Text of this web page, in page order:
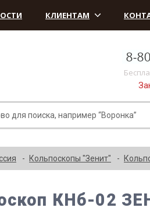
КЛИЕНТАМ
Кольпоскопы "Зенит"
КНб-02